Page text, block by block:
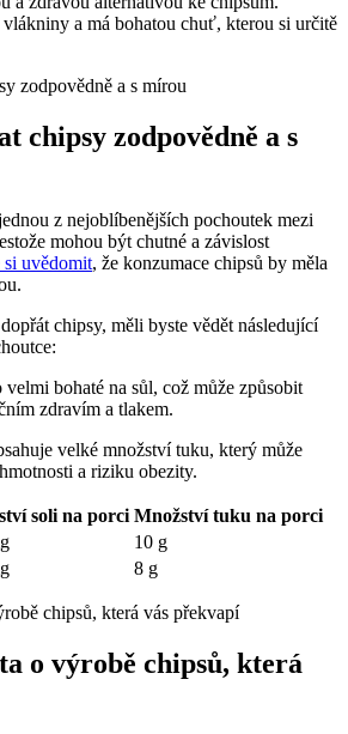
a má bohatou chuť, kterou si určitě
chipsy zodpovědně a s
z nejoblíbenějších pochoutek mezi
mohou být chutné a závislost
si uvědomit, že konzumace chipsů by měla
chipsy, měli byste vědět následující
velmi bohaté na sůl, což může způsobit
zdravím a tlakem.
velké množství tuku, který může
a riziku obezity.
soli na porci Množství tuku na porci
10 g
8 g
o výrobě chipsů, která